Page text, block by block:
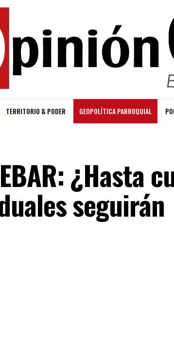
TERRITORIO & PODER GEOPOLÍTICA PARROQUIAL
¿Hasta
seguirán